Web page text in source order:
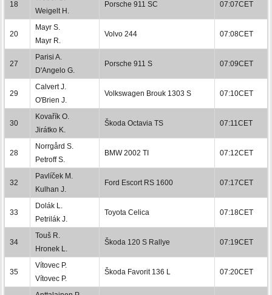
18
Weigelt H.
Porsche 911 SC 07:07CET
20
Mayr S.
Mayr R.
Volvo 244 07:08CET
27
Parisi A.
D'Angelo G.
Porsche 911 S 07:09CET
29
Calvert J.
O'Brien J.
Volkswagen Brouk 1303 S 07:10CET
30
Kovařík O.
Jirátko K.
Škoda Octavia TS 07:11CET
28
Norrgård S.
Petroff S.
BMW 2002 TI 07:12CET
32
Pavlíček M.
Kulhan J.
Ford Escort RS 1600 07:17CET
33
Dolák L.
Petrilák J.
Toyota Celica 07:18CET
34
Touš R.
Hronek L.
Škoda 120 S Rallye 07:19CET
35
Vítovec P.
Vítovec P.
Škoda Favorit 136 L 07:20CET